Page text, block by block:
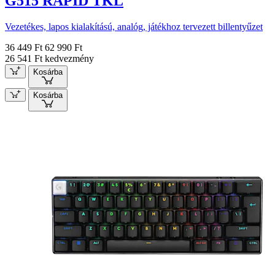
Vezetékes, lapos kialakítású, analóg, játékhoz tervezett billentyűzet
36 449 Ft 62 990 Ft
26 541 Ft kedvezmény
Kosárba
Kosárba